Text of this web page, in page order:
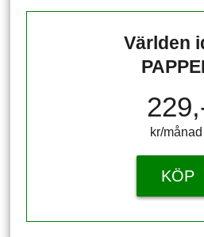
Världen
kr/månad ​​​​​​
KÖP